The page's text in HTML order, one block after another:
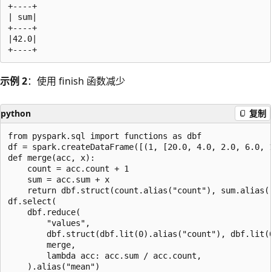
+----+
| sum|
+----+
|42.0|
示例 2：使用 finish 函数减少
python 复制
from pyspark.sql import functions as dbf
df = spark.createDataFrame([(1, [20.0, 4.0, 2.0,
def merge(acc, x):
    count = acc.count + 1
    sum = acc.sum + x
return dbf.struct(count.alias("count"),
df.select(
    dbf.reduce(
        "values",
dbf.struct(dbf.lit(0).alias("count"),
        merge,
        lambda acc: acc.sum / acc.count,
    ).alias("mean")